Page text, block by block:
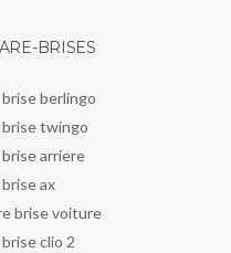
BRISES
berlingo
twingo
arriere
ax
brise voiture
clio 2